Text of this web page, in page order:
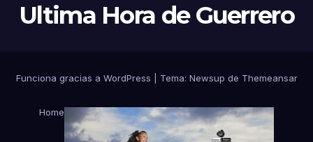
Ultima Hora de Guerrero
Funciona gracias a WordPress Tema: Newsup de Themeansar
Home